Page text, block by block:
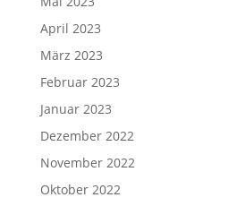
April 2023
März 2023
Februar 2023
Januar 2023
Dezember 2022
November 2022
Oktober 2022